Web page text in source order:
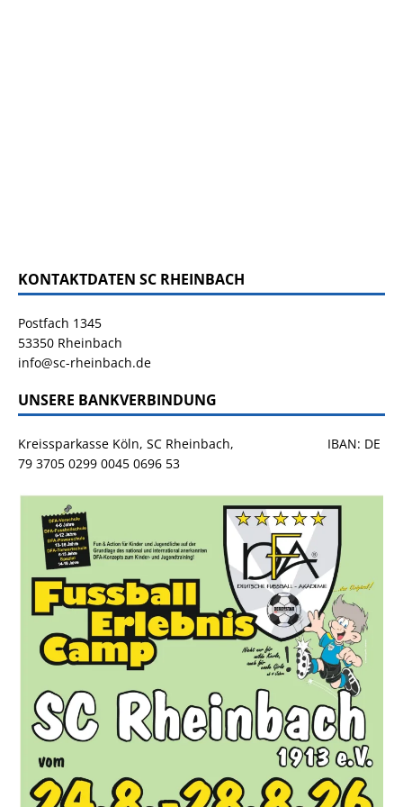
KONTAKTDATEN SC RHEINBACH
Postfach 1345
53350 Rheinbach
info@sc-rheinbach.de
UNSERE BANKVERBINDUNG
Kreissparkasse Köln, SC Rheinbach, IBAN: DE
79 3705 0299 0045 0696 53